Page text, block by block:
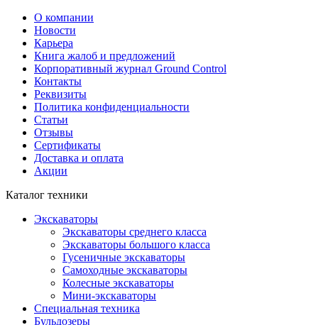
О компании
Новости
Карьера
Книга жалоб и предложений
Корпоративный журнал Ground Control
Контакты
Реквизиты
Политика конфиденциальности
Статьи
Отзывы
Сертификаты
Доставка и оплата
Акции
Каталог техники
Экскаваторы
Экскаваторы среднего класса
Экскаваторы большого класса
Гусеничные экскаваторы
Самоходные экскаваторы
Колесные экскаваторы
Мини-экскаваторы
Специальная техника
Бульдозеры